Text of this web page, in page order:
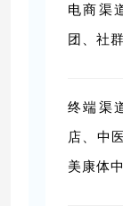
电商渠
团、社
终端渠
店、中
美康体